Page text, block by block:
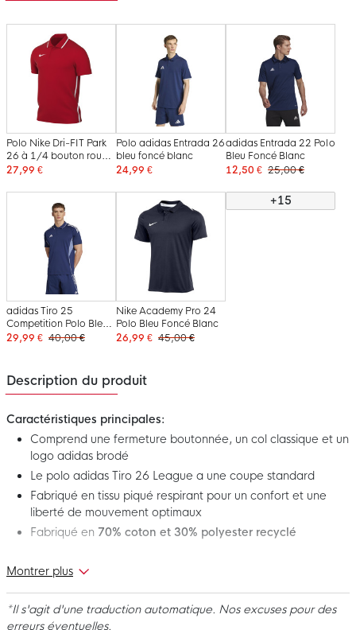
Polo Nike Dri-FIT Park
26 à 1/4 bouton rouge
et blanc
27,99 €
Polo adidas Entrada 26
bleu foncé blanc
24,99 €
adidas Entrada 22 Polo
Bleu Foncé Blanc
12,50 € 25,00 €
adidas Tiro 25
Competition Polo Bleu
Foncé Bleu Clair
29,99 € 40,00 €
Nike Academy Pro 24
Polo Bleu Foncé Blanc
26,99 € 45,00 €
+15
Description du produit
Caractéristiques principales:
Comprend une fermeture boutonnée, un col classique et un
logo adidas brodé
Le polo adidas Tiro 26 League a une coupe standard
Fabriqué en tissu piqué respirant pour un confort et une
liberté de mouvement optimaux
Fabriqué en 70% coton et 30% polyester recyclé
Voici le polo adidas Tiro 26 League bleu foncé et blanc! Ce
polo élégant fait partie de la collection Tiro 26 League, qui
associe des détails footballistiques classiques à un style
décontracté moderne. Parfait après l'entraînement, sur le
Montrer plus
*Il s'agit d'une traduction automatique. Nos excuses pour des
erreurs éventuelles.